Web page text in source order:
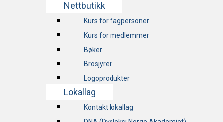
Nettbutikk
Kurs for fagpersoner
Kurs for medlemmer
Bøker
Brosjyrer
Logoprodukter
Lokallag
Kontakt lokallag